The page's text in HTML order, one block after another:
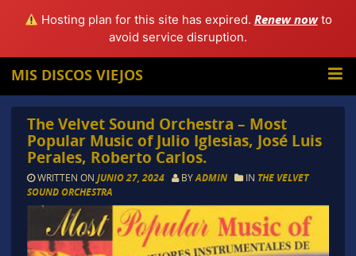
Hosting plan for this site has expired. Renew nowto
avoid service disruption.
MIS DISCOS VIEJOS
The Velvet Sound Orchestra – Most
Popular Music of Julio Iglesias, José Luis
Perales, Roberto Carlos.
WRITTEN ON JUNIO 27, 2024 BYADMIN IN THE VELVET
SOUND ORCHESTRA